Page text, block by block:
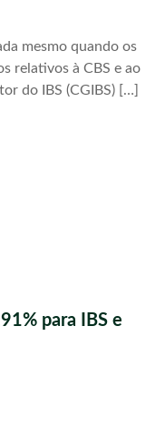
mesmo quando os
relativos à CBS e ao
do IBS (CGIBS) […]
para IBS e